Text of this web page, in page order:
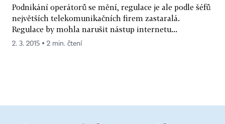
Podnikání operátorů se mění, regulace je ale podle šéfů
největších telekomunikačních firem zastaralá.
Regulace by mohla narušit nástup internetu...
2. 3. 2015 ▪ 2 min. čtení